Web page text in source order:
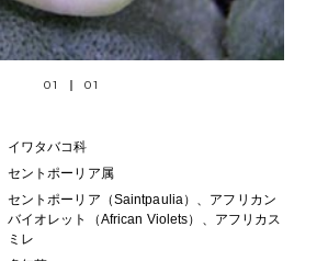
01 01
イワタバコ科
セントポーリア属
セントポーリア（Saintpaulia）、アフリカン
バイオレット（African Violets）、アフリカス
ミレ